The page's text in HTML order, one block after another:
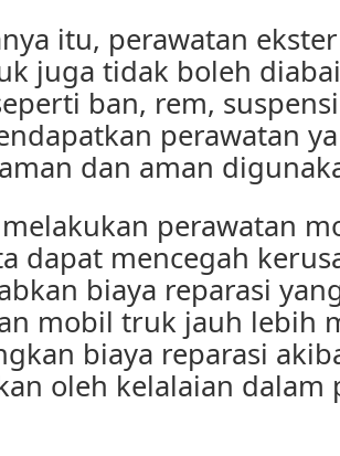
itu, perawatan
juga tidak boleh
ban, rem,
perawatan
dan aman
perawatan
dapat mencegah
biaya reparasi
mobil truk jauh lebih
biaya reparasi
oleh kelalaian dalam